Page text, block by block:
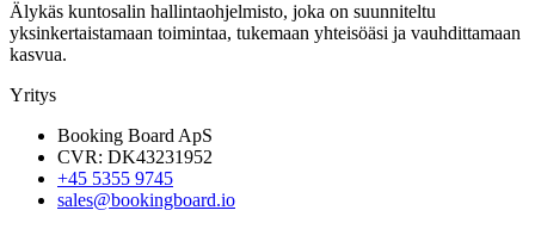
Älykäs kuntosalin hallintaohjelmisto, joka on suunniteltu
yksinkertaistamaan toimintaa, tukemaan yhteisöäsi ja vauhdittamaan
kasvua.
Yritys
Booking Board ApS
CVR: DK43231952
+45 5355 9745
sales@bookingboard.io